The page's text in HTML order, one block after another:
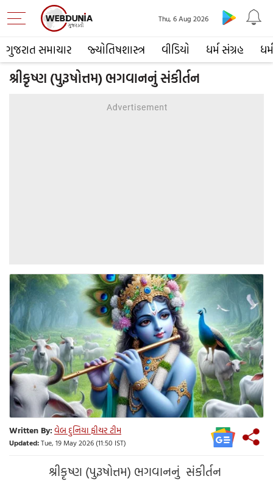
ગુજરાત સમાચાર જ્યોતિષશાસ્ત્ર વીડિયો ધર્મ સંગ્રહ ધર્મ
Thu, 6 Aug 2026
શ્રીકૃષ્ણ (પુરૂષોત્તમ) ભગવાનનું સંકીર્તન
Written By:વેબ દુનિયા ફીચર ટીમ
Updated:Tue, 19 May 2026 (11:50 IST)
શ્રીકૃષ્ણ (પુરૂષોત્તમ) ભગવાનનું સંકીર્તન